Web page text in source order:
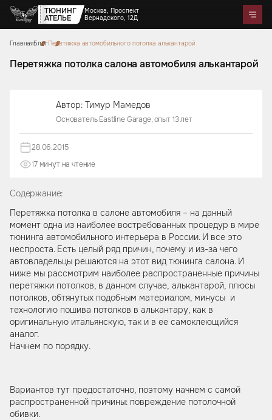
ТЮНИНГ
АТЕЛЬЕ
Москва, Проспект
Вернадского, 12Д
Telegram WhatsApp Max
Цены
О нас Контакты
Перетяжка салона
Оклейка автомобилей Карбон
Звездное небо
Тюнинг руля Шумоизоляция
Ремонт автомобильных салонов
Автозвук Дизайн проект
Тиснение на коже
Подушки из алькантары
Накидки на сиденья из
Защитные накидки для
ГлавнаяБлогПеретяжка автомобильного потолка алькантарой
Перетяжка потолка салона автомобиля алькантарой
Автор: Тимур Мамедов
Основатель Eastline Garage, опыт 13 лет
28.06.2015
17 минут на чтение
Содержание:
Перетяжка потолка в салоне автомобиля – на данный
момент одна из наиболее востребованных процедур в мире
тюнинга автомобильного интерьера в России. И все это
неспроста. Есть целый ряд причин, почему и из-за чего
автовладельцы решаются на этот вид тюнинга салона. И
ниже мы рассмотрим наиболее распространенные причины
перетяжки потолков, в данном случае, алькантарой, плюсы
потолков, обтянутых подобным материалом, минусы и
технологию пошива потолков в алькантару, как в
оригинальную итальянскую, так и в ее самоклеющийся
аналог.
Начнем по порядку.
Вариантов тут предостаточно, поэтому начнем с самой
распространенной причины: повреждение потолочной
обивки.